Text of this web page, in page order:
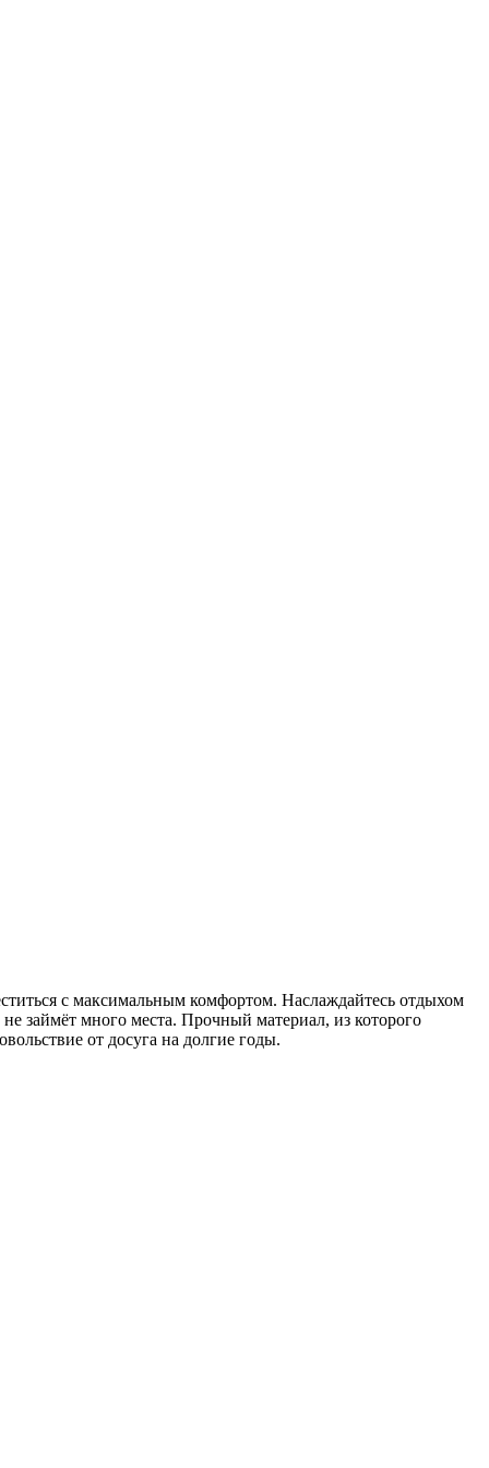
с максимальным комфортом. Наслаждайтесь отдыхом
займёт много места. Прочный материал, из которого
от досуга на долгие годы.